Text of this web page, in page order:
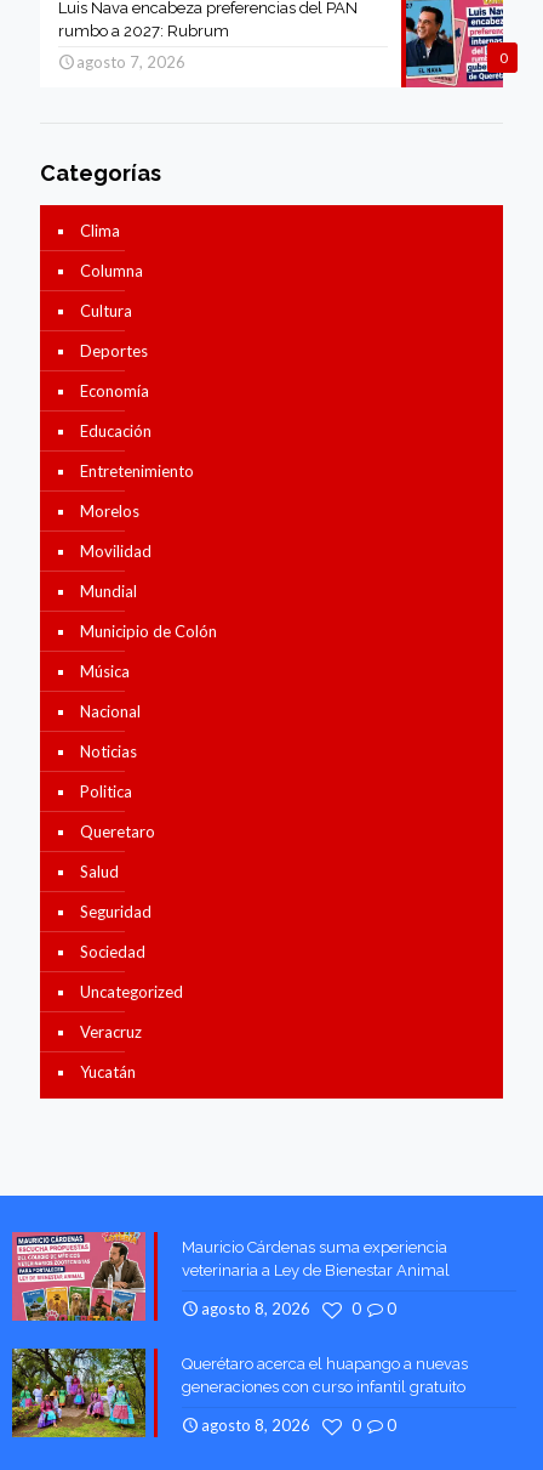
0
Luis Nava encabeza preferencias del PAN
rumbo a 2027: Rubrum
agosto 7, 2026
Categorías
Clima
Columna
Cultura
Deportes
Economía
Educación
Entretenimiento
Morelos
Movilidad
Mundial
Municipio de Colón
Música
Nacional
Noticias
Politica
Queretaro
Salud
Seguridad
Sociedad
Uncategorized
Veracruz
Yucatán
Mauricio Cárdenas suma experiencia
veterinaria a Ley de Bienestar Animal
agosto 8, 2026 0
0
Querétaro acerca el huapango a nuevas
generaciones con curso infantil gratuito
agosto 8, 2026 0
0